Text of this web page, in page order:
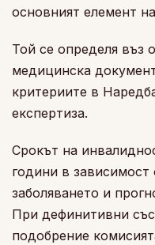
основният елемент
Той се определя въз
медицинска
критериите в
експертиза.
Срокът на
години в зависимост
заболяването и
При дефинитивни
подобрение